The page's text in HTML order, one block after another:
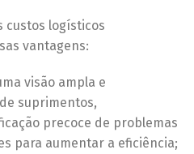
custos logísticos
vantagens:
visão ampla e
suprimentos,
precoce de problemas
para aumentar a eficiência;